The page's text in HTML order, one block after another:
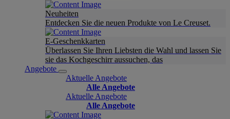
Neuheiten
Entdecken Sie die neuen Produkte von Le Creuset.
E-Geschenkkarten
Überlassen Sie Ihren Liebsten die Wahl und lassen Sie
sie das Kochgeschirr aussuchen, das
Angebote
Aktuelle Angebote
Alle Angebote
Aktuelle Angebote
Alle Angebote